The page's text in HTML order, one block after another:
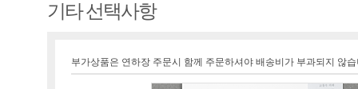
기타 선택사항
부가상품은 연하장 주문시 함께 주문하셔야 배송비가 부과되지 않